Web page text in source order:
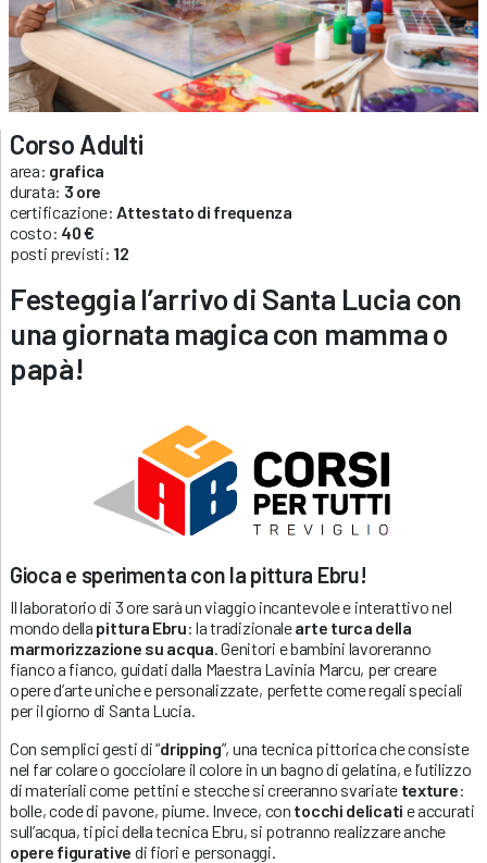
Corso Adulti
area: grafica
durata: 3 ore
certificazione: Attestato di frequenza
costo: 40 €
posti previsti: 12
Festeggia l’arrivo di Santa Lucia con
una giornata magica con mamma o
papà!
Gioca e sperimenta con la pittura Ebru!
Il laboratorio di 3 ore sarà un viaggio incantevole e interattivo nel
mondo della pittura Ebru: la tradizionalearte turca della
marmorizzazione su acqua . Genitori e bambini lavoreranno
fianco a fianco, guidati dalla Maestra Lavinia Marcu, per creare
opere d’arte uniche e personalizzate, perfette come regali speciali
per il giorno di Santa Lucia.
Con semplici gesti di “dripping”, una tecnica pittorica che consiste
nel far colare o gocciolare il colore in un bagno di gelatina, e l’utilizzo
di materiali come pettini e stecche si creeranno svariate texture:
bolle, code di pavone, piume. Invece, con tocchi delicati e accurati
sull’acqua, tipici della tecnica Ebru, si potranno realizzare anche
opere figurative di fiori e personaggi.